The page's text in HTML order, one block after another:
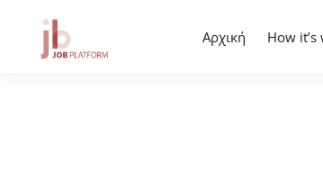
Αρχική How